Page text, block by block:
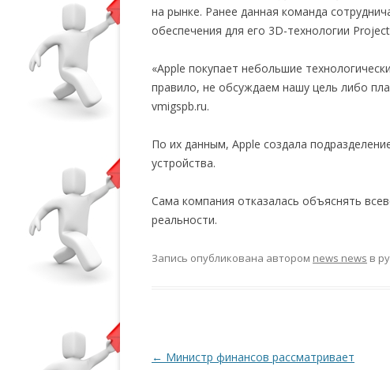
на рынке. Ранее данная команда
обеспечения для его 3D-технологии
«Apple покупает небольшие
правило, не обсуждаем нашу цель либо
vmigspb.ru.
По их данным, Apple создала
устройства.
Сама компания отказалась объяснять
реальности.
Запись опубликована автором news news в
Навигация по записям
← Министр финансов рассматривает